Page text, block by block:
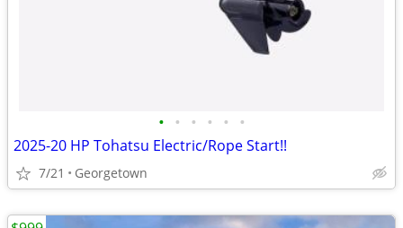
• • • • • •
2025-20 HP Tohatsu Electric/Rope Start!!
7/21 Georgetown